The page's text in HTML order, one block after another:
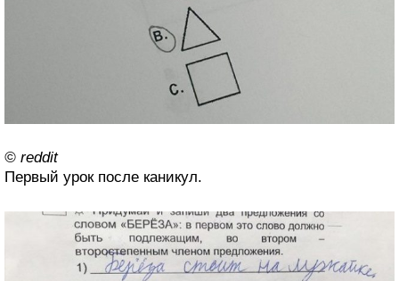
© reddit
Первый урок после каникул.